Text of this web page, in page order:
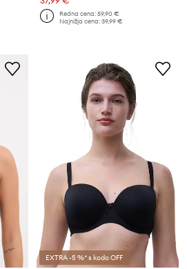
Redna cena:59,90 €
Najnižja cena:39,99 €
EXTRA -5 %* s kodo OFF